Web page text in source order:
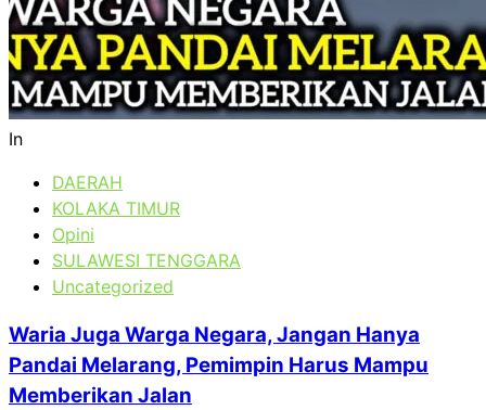
In
DAERAH
KOLAKA TIMUR
Opini
SULAWESI TENGGARA
Uncategorized
Waria Juga Warga Negara, Jangan Hanya
Pandai Melarang, Pemimpin Harus Mampu
Memberikan Jalan